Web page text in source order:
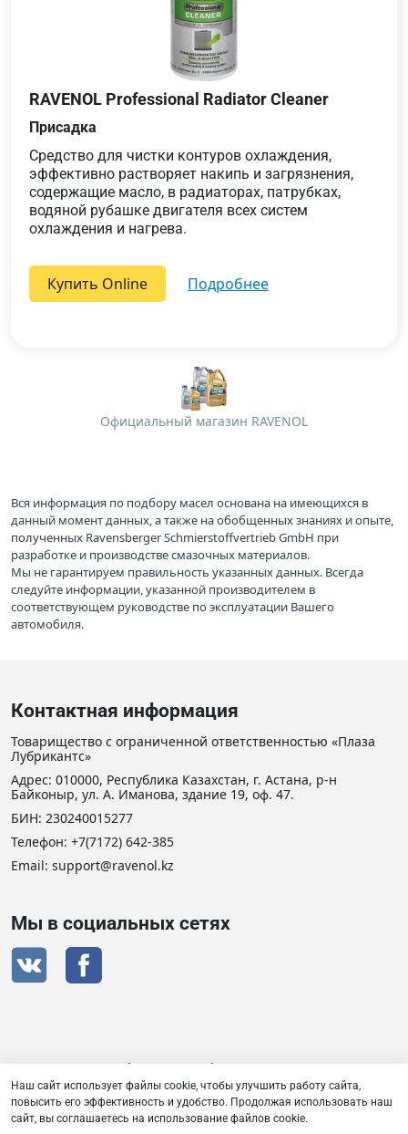
RAVENOL Professional Radiator Cleaner
Присадка
Средство для чистки контуров охлаждения,
эффективно растворяет накипь и загрязнения,
содержащие масло, в радиаторах, патрубках,
водяной рубашке двигателя всех систем
охлаждения и нагрева.
Купить Online подробнее
Официальный магазин RAVENOL
Вся информация по подбору масел основана на имеющихся в
данный момент данных, а также на обобщенных знаниях и опыте,
полученных Ravensberger Schmierstoffvertrieb GmbH при
разработке и производстве смазочных материалов.
Мы не гарантируем правильность указанных данных. Всегда
следуйте информации, указанной производителем в
соответствующем руководстве по эксплуатации Вашего
автомобиля.
Контактная информация
Товарищество с ограниченной ответственностью «Плаза
Лубрикантс»
Адрес: 010000, Республика Казахстан, г. Астана, р-н
Байконыр, ул. А. Иманова, здание 19, оф. 47.
БИН: 230240015277
Телефон: +7(7172) 642-385
Email: support@ravenol.kz
Мы в социальных сетях
Сертификат дистрибьютора RAVENOL
Товарищество с ограниченной ответственностью «Плаза
Наш сайт использует файлы cookie, чтобы улучшить работу сайта,
повысить его эффективность и удобство. Продолжая использовать наш
сайт, вы соглашаетесь на использование файлов cookie.